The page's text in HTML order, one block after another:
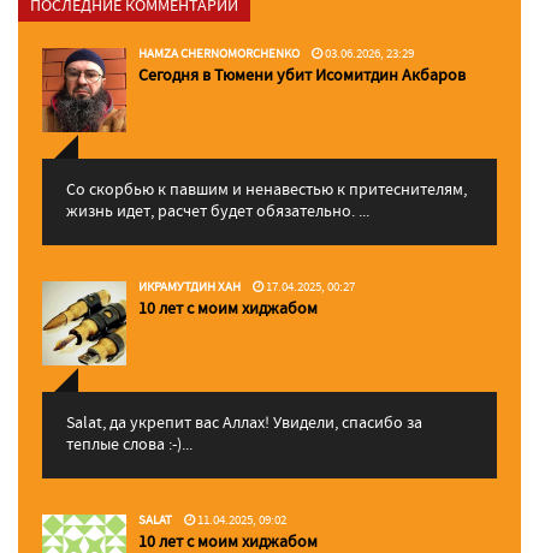
ПОСЛЕДНИЕ КОММЕНТАРИИ
HAMZA CHERNOMORCHENKO 03.06.2026, 23:29
Сегодня в Тюмени убит Исомитдин Акбаров
Со скорбью к павшим и ненавестью к притеснителям,
жизнь идет, расчет будет обязательно. ...
ИКРАМУТДИН ХАН 17.04.2025, 00:27
10 лет с моим хиджабом
Salat, да укрепит вас Аллаx! Увидели, спасибо за
теплые слова :-)...
SALAT 11.04.2025, 09:02
10 лет с моим хиджабом